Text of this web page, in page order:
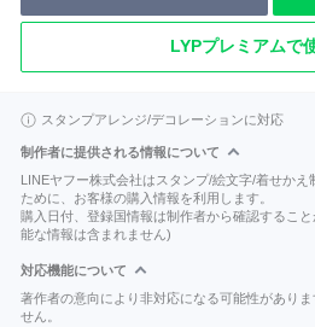
LYPプレミアムで
スタンプアレンジ/デコレーションに対応
制作者に提供される情報について
LINEヤフー株式会社はスタンプ/絵文字/着せか
ために、お客様の購入情報を利用します。
購入日付、登録国情報は制作者から確認するこ
能な情報は含まれません)
対応機能について
著作者の意向により非対応になる可能性があり
せん。